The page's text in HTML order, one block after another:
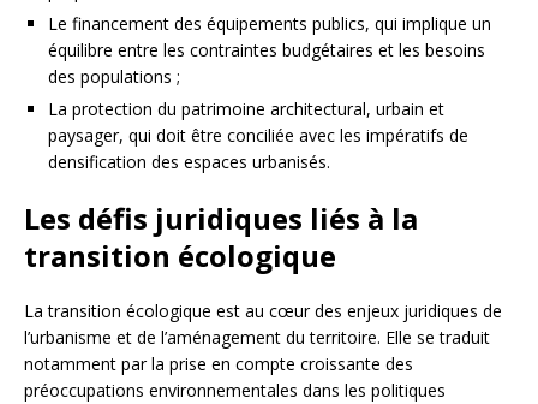
Le financement des équipements publics, qui implique un
équilibre entre les contraintes budgétaires et les besoins
des populations ;
La protection du patrimoine architectural, urbain et
paysager, qui doit être conciliée avec les impératifs de
densification des espaces urbanisés.
Les défis juridiques liés à la
transition écologique
La transition écologique est au cœur des enjeux juridiques de
l’urbanisme et de l’aménagement du territoire. Elle se traduit
notamment par la prise en compte croissante des
préoccupations environnementales dans les politiques